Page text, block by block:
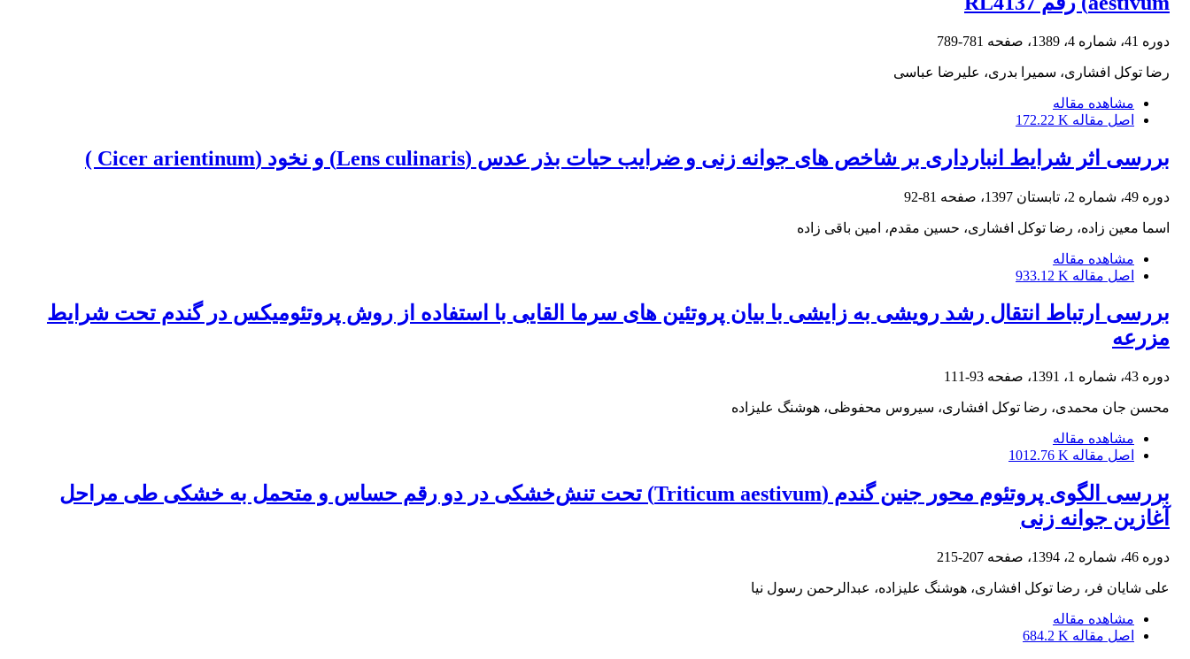
دوره 41، شماره 4، 1389، صفحه 781-789
رضا توکل افشاری، سمیرا بدری، علیرضا عباسی
مشاهده مقاله
اصل مقاله 172.22 K
بررسی اثر شرایط انبارداری بر شاخص های جوانه زنی و ضرایب حیات بذر عدس (Lens culinaris) و نخود (Cicer arientinum )
دوره 49، شماره 2، تابستان 1397، صفحه 81-92
اسما معین زاده، رضا توکل افشاری، حسین مقدم، امین باقی زاده
مشاهده مقاله
اصل مقاله 933.12 K
بررسی ارتباط انتقال رشد رویشی به زایشی با بیان پروتئین های سرما القایی با استفاده از روش پروتئومیکس در گندم تحت شرایط
مزرعه
دوره 43، شماره 1، 1391، صفحه 93-111
محسن جان محمدی، رضا توکل افشاری، سیروس محفوظی، هوشنگ علیزاده
مشاهده مقاله
اصل مقاله 1012.76 K
بررسی الگوی پروتئوم محور جنین گندم (Triticum aestivum) تحت تنش‌خشکی در دو رقم حساس و متحمل به خشکی طی مراحل
آغازین جوانه زنی
دوره 46، شماره 2، 1394، صفحه 207-215
علی شایان فر، رضا توکل افشاری، هوشنگ علیزاده، عبدالرحمن رسول نیا
مشاهده مقاله
اصل مقاله 684.2 K